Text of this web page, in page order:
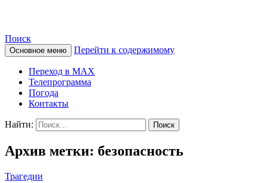
КАМЧАТСКОЕ
ИНФОРМАЦИОННОЕ
АГЕНТСТВО (КИА
«ВЕСТИ»)
Поиск
Основное меню Перейти к содержимому
Переход в MAX
Телепрограмма
Погода
Контакты
Найти:
Архив метки: безопасность
Трагедии